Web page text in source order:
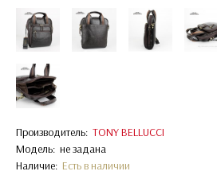
Производитель: TONY BELLUCCI
Модель: не задана
Наличие: Есть в наличии